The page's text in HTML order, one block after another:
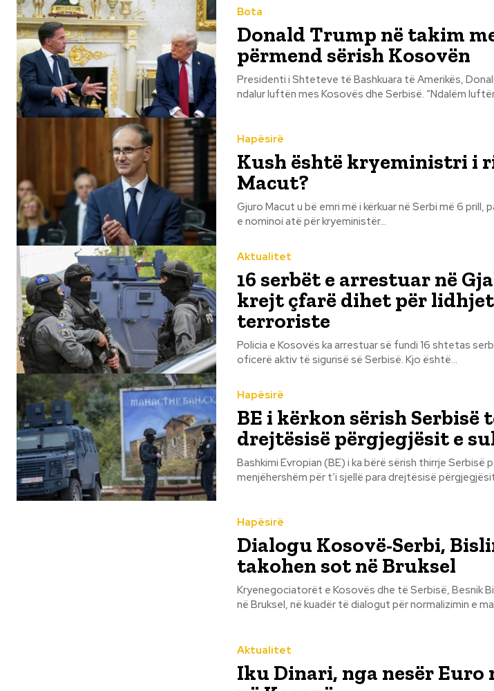
Bota
Donald Trump në takim
përmend sërish Kosovën
Presidenti i Shteteve të Bashkuara të Amerikës,
ndalur luftën mes Kosovës dhe
Hapësirë
Kush është kryeministri i
Macut?
Gjuro Macut u bë emri më i kërkuar në Serbi më 6 prill,
e nominoi atë për kryeministër...
Aktualitet
16 serbët e arrestuar në
krejt çfarë dihet për
terroriste
Policia e Kosovës ka arrestuar së fundi 16 shtetas
oficerë aktiv të sigurisë së Serbisë. Kjo është...
Hapësirë
BE i kërkon sërish Serbisë
drejtësisë përgjegjësit e
Bashkimi Evropian (BE) i ka bërë sërish thirrje Serbisë
menjëhershëm për t’i sjellë para drejtësisë
Hapësirë
Dialogu Kosovë-Serbi,
takohen sot në Bruksel
Kryenegociatorët e Kosovës dhe të Serbisë, Besnik
në Bruksel, në kuadër të dialogut për normalizimin e
Aktualitet
Iku Dinari, nga nesër Euro